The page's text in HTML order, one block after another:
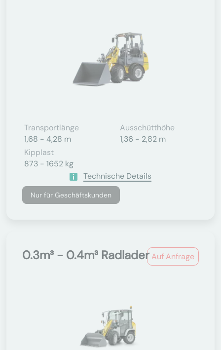
Transportlänge
1,68 - 4,28 m
Ausschütthöhe
1,36 - 2,82 m
Kipplast
873 - 1652 kg
Technische Details
Nur für Geschäftskunden
Auf Anfrage
0.3m³ - 0.4m³ Radlader